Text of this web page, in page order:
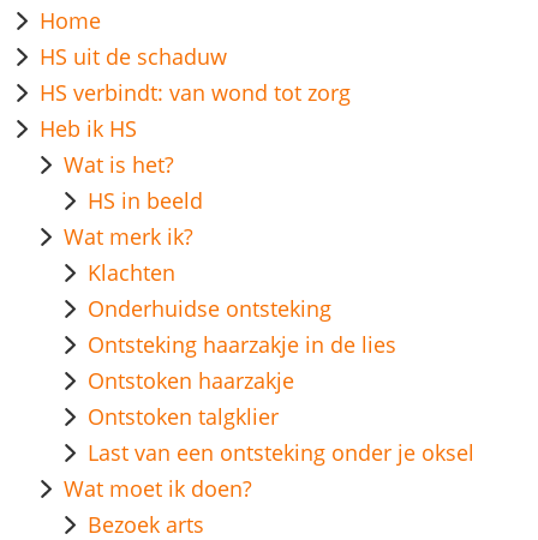
Home
HS uit de schaduw
HS verbindt: van wond tot zorg
Heb ik HS
Wat is het?
HS in beeld
Wat merk ik?
Klachten
Onderhuidse ontsteking
Ontsteking haarzakje in de lies
Ontstoken haarzakje
Ontstoken talgklier
Last van een ontsteking onder je oksel
Wat moet ik doen?
Bezoek arts